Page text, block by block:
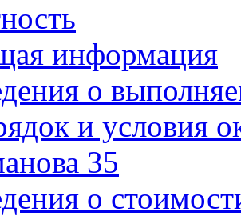
информация
о
и условия
35
о